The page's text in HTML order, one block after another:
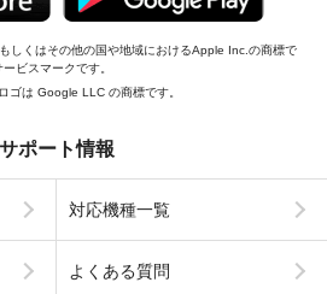
しくはその他の国や地域におけるApple Inc.の商標で
ビスマークです。
は Google LLC の商標です。
サポート情報
対応機種一覧
よくある質問